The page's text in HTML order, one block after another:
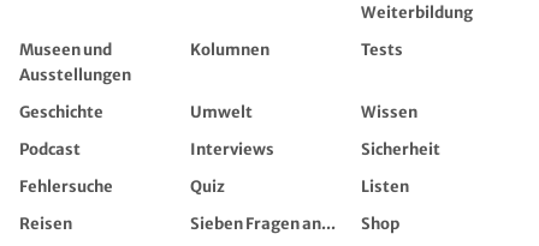
Weiterbildung
Museen und
Ausstellungen
Kolumnen Tests
Geschichte Umwelt
Wissen
Podcast
Interviews
Sicherheit
Fehlersuche
Quiz
Listen
Reisen
Sieben Fragen an...
Shop